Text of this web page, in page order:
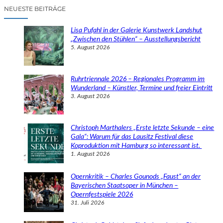
cNEUESTE BEITRÄGE
Lisa Pufahl in der Galerie Kunstwerk Landshut
„Zwischen den Stühlen“ – Ausstellungsbericht
5. August 2026
Ruhrtriennale 2026 – Regionales Programm im
Wunderland – Künstler, Termine und freier Eintritt
3. August 2026
Christoph Marthalers „Erste letzte Sekunde – eine
Gala“: Warum für das Lausitz Festival diese
Koproduktion mit Hamburg so interessant ist.
1. August 2026
Opernkritik – Charles Gounods „Faust“ an der
Bayerischen Staatsoper in München –
Opernfestspiele 2026
31. Juli 2026